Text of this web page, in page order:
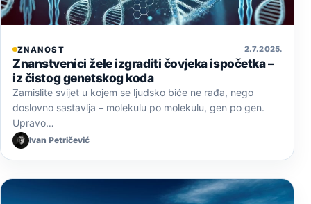
ZNANOST 2. 7. 2025.
Znanstvenici žele izgraditi čovjeka ispočetka –
iz čistog genetskog koda
Zamislite svijet u kojem se ljudsko biće ne rađa, nego
doslovno sastavlja – molekulu po molekulu, gen po gen.
Upravo…
Ivan Petričević